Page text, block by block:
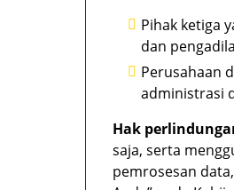
Pihak ketiga
dan
Perusahaan
administrasi
Hak
saja, serta
pemrosesan